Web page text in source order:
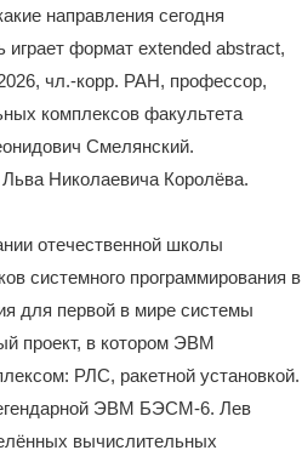
направления сегодня
играет формат extended abstract,
чл.-корр. РАН, профессор,
комплексов факультета
Смелянский.
Николаевича Королёва.
отечественной школы
системного программирования в
для первой в мире системы
проект, в котором ЭВМ
РЛС, ракетной установкой.
ЭВМ БЭСМ-6. Лев
вычислительных